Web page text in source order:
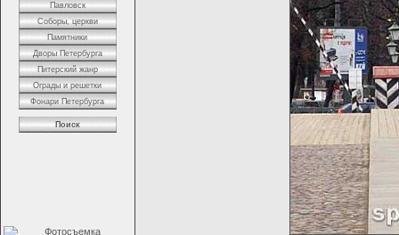
Павловск
Соборы, церкви
Памятники
Дворы Петербурга
Питерский жанр
Ограды и решетки
Фонари Петербурга
Поиск